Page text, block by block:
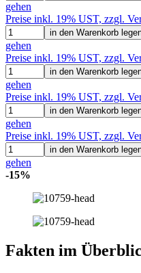
gehen
Preise inkl. 19% UST, zzgl.
in den Warenkorb
gehen
Preise inkl. 19% UST, zzgl.
in den Warenkorb
gehen
Preise inkl. 19% UST, zzgl.
in den Warenkorb
gehen
Preise inkl. 19% UST, zzgl.
in den Warenkorb
gehen
-15%
Fakten im